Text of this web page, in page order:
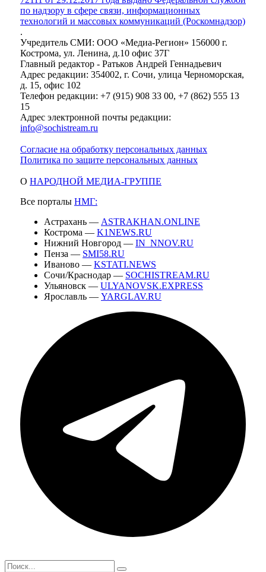
по надзору в сфере связи, информационных
технологий и массовых коммуникаций (Роскомнадзор)
.
Учредитель СМИ: ООО «Медиа-Регион» 156000 г.
Кострома, ул. Ленина, д.10 офис 37Г
Главный редактор - Ратьков Андрей Геннадьевич
Адрес редакции: 354002, г. Сочи, улица Черноморская,
д. 15, офис 102
Телефон редакции: +7 (915) 908 33 00, +7 (862) 555 13
15
Адрес электронной почты редакции:
info@sochistream.ru
Согласие на обработку персональных данных
Политика по защите персональных данных
О НАРОДНОЙ МЕДИА-ГРУППЕ
Все порталы НМГ:
Астрахань — ASTRAKHAN.ONLINE
Кострома — K1NEWS.RU
Нижний Новгород — IN_NNOV.RU
Пенза — SMI58.RU
Иваново — KSTATI.NEWS
Сочи/Краснодар — SOCHISTREAM.RU
Ульяновск — ULYANOVSK.EXPRESS
Ярославль — YARGLAV.RU